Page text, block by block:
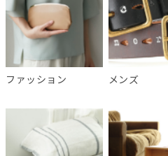
ファッション メンズ